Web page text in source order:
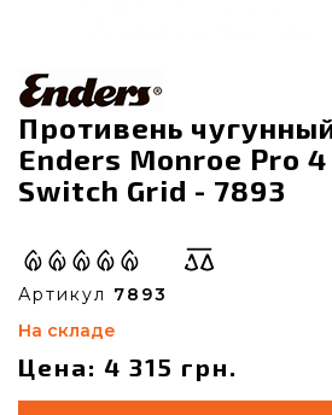
Противень
Enders Monroe Pro 4
Switch Grid - 7893
Артикул 7893
На складе
Цена: 4 315 грн.